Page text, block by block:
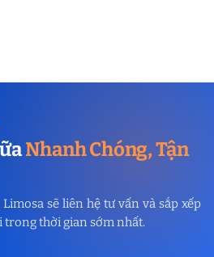
Nhanh Chóng, Tận
sẽ liên hệ tư vấn và sắp xếp
thời gian sớm nhất.